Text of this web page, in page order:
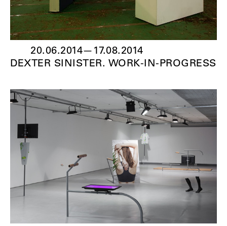
20.06.2014— 17.08.2014
DEXTER SINISTER. WORK-IN-PROGRESS